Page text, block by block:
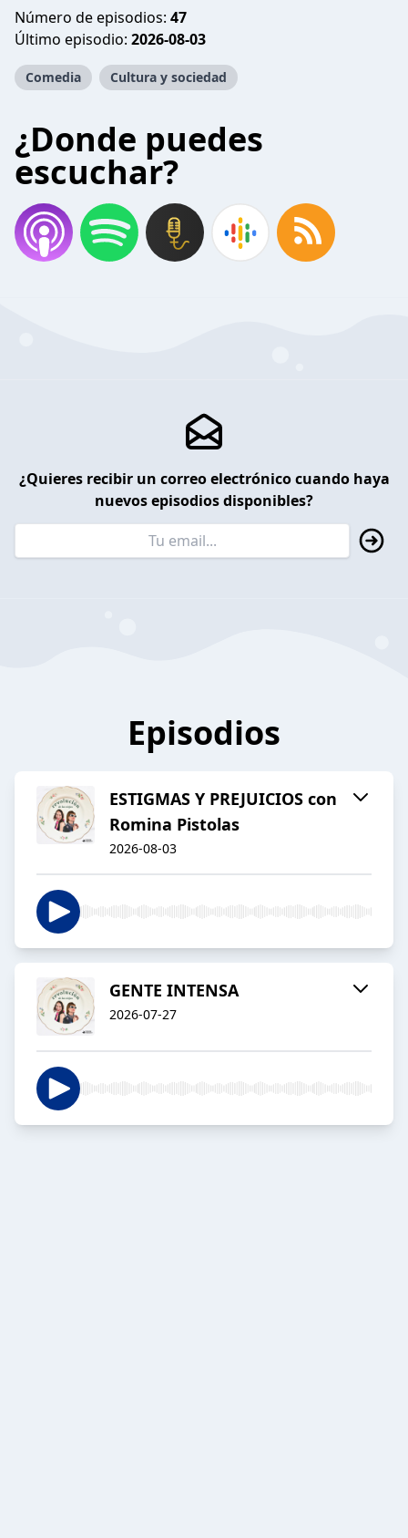
Número de episodios: 47
Último episodio: 2026-08-03
Comedia Cultura y sociedad
¿Donde puedes
escuchar?
¿Quieres recibir un correo electrónico cuando haya
nuevos episodios disponibles?
Episodios
ESTIGMAS Y PREJUICIOS con
Romina Pistolas
2026-08-03
GENTE INTENSA
2026-07-27